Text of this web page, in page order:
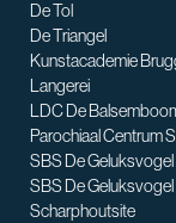
De Tol
De Triangel
Kunstacademie
Langerei
LDC De
Parochiaal Centrum
SBS De Geluksvogel
SBS De Geluksvogel
Scharphoutsite
SNT assistent
Waarmee kan ik je